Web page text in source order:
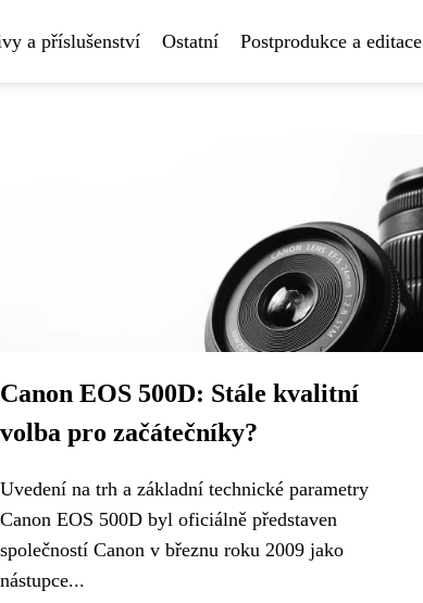
a příslušenství Ostatní Postprodukce a editace
Canon EOS 500D: Stále kvalitní
volba pro začátečníky?
Uvedení na trh a základní technické parametry
Canon EOS 500D byl oficiálně představen
společností Canon v březnu roku 2009 jako
nástupce...